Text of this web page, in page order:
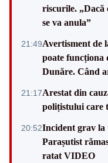
riscurile. „Dacă
se va anula”
21:49Avertisment de
poate funcționa
Dunăre. Când
21:17Arestat din
polițistului care
20:52Incident grav
Parașutist
ratat VIDEO